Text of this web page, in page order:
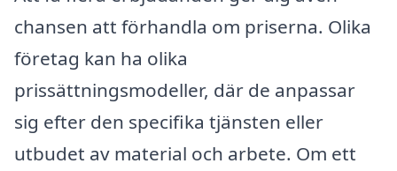
chansen att förhandla om priserna. Olika
företag kan ha olika
prissättningsmodeller, där de anpassar
sig efter den specifika tjänsten eller
utbudet av material och arbete. Om ett